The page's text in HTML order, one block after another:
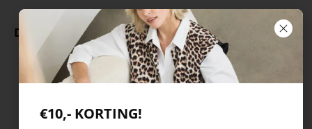
Deze producten ga je leuk vinden
€10,- KORTING!